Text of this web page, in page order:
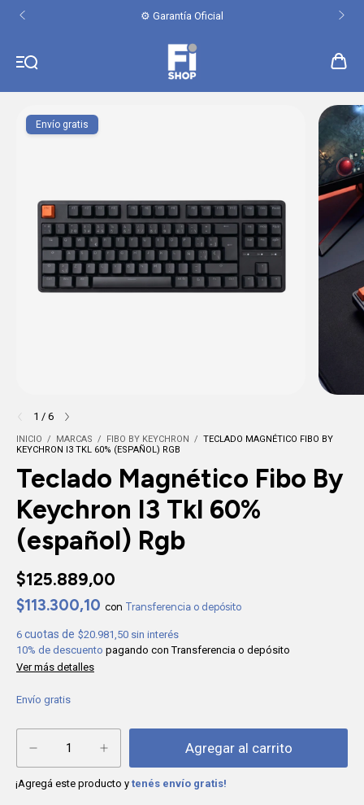
⚙️ Garantía Oficial
Envío gratis
1 / 6
INICIO / MARCAS / FIBO BY KEYCHRON / TECLADO MAGNÉTICO FIBO BY
KEYCHRON I3 TKL 60% (ESPAÑOL) RGB
Teclado Magnético Fibo By
Keychron I3 Tkl 60%
(español) Rgb
$125.889,00
$113.300,10 con Transferencia o depósito
6 $20.981,50 sin interés
10% de descuento pagando con Transferencia o depósito
Ver más detalles
Envío gratis
¡Agregá este producto y tenés envío gratis!